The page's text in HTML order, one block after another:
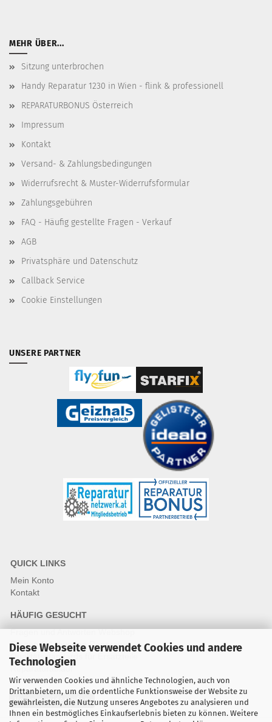
Diese Webseite verwendet Cookies und andere
Technologien
Wir verwenden Cookies und ähnliche Technologien, auch von
Drittanbietern, um die ordentliche Funktionsweise der Website zu
gewährleisten, die Nutzung unseres Angebotes zu analysieren und
Ihnen ein bestmögliches Einkaufserlebnis bieten zu können. Weitere
MEHR ÜBER...
Sitzung unterbrochen
Handy Reparatur 1230 in Wien - flink & professionell
REPARATURBONUS Österreich
Impressum
Kontakt
Versand- & Zahlungsbedingungen
Widerrufsrecht & Muster-Widerrufsformular
Zahlungsgebühren
FAQ - Häufig gestellte Fragen - Verkauf
AGB
Privatsphäre und Datenschutz
Callback Service
Cookie Einstellungen
UNSERE PARTNER
QUICK LINKS
Mein Konto
Kontakt
HÄUFIG GESUCHT
Fragen und Antworten Webshop
Fragen & Antworten Reparatur
Qualitätsstandards für Ersatzteile
Reparaturablauf
Vertrag widerrufen